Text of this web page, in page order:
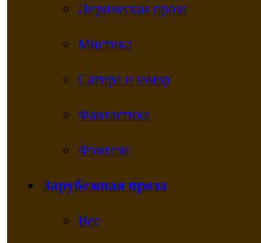
Лирическая проза
Мистика
Сатира и юмор
Фантастика
Фэнтези
Зарубежная проза
Все